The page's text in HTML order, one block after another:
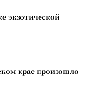
экзотической
крае произошло